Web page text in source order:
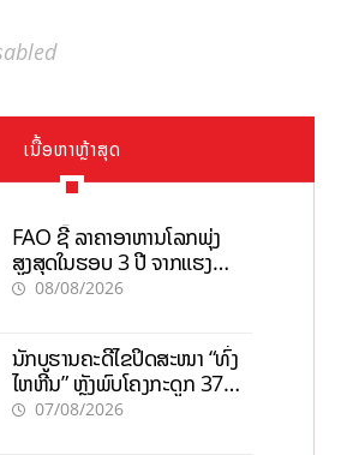
ເນື້ອຫາຫຼ້າສຸດ
FAO ຊີ້ ລາຄາອາຫານໂລກພຸ່ງ
ສູງສຸດໃນຮອບ 3 ປີ ຈາກແຮງ
ກົດດັນຂອງສົງຄາມ, El nino
08/08/2026
ນັກບູຮານຄະດີໄຂປິດສະໜາ “ທົ່ງ
ໄຫຫີນ” ຫຼັງພົບໂຄງກະດູກ 37
ຄົນໃນຫີນຍັກ
07/08/2026